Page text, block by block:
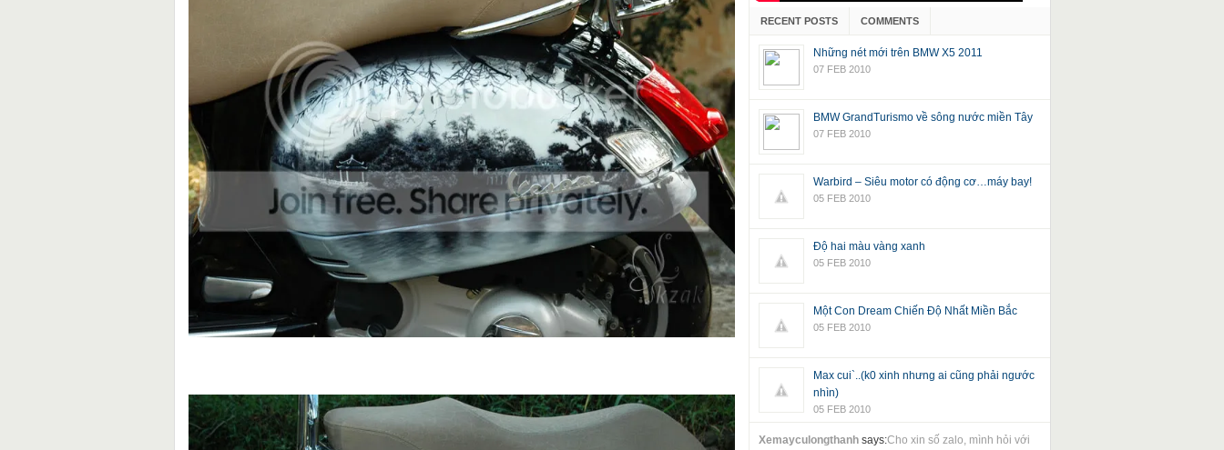
RECENT POSTS COMMENTS
Những nét mới trên BMW X5 2011
07 FEB 2010
BMW GrandTurismo về sông nước miền Tây
07 FEB 2010
Warbird – Siêu motor có động cơ…máy bay!
05 FEB 2010
Độ hai màu vàng xanh
05 FEB 2010
Một Con Dream Chiến Độ Nhất Miền Bắc
05 FEB 2010
Max cui`..(k0 xinh nhưng ai cũng phải ngước
nhìn)
05 FEB 2010
Xemayculongthanhsays:Cho xin số zalo, mình hỏi với